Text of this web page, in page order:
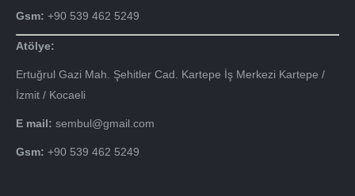
Gsm: +90 539 462 5249
Atölye:
Ertuğrul Gazi Mah. Şehitler Cad. Kartepe İş Merkezi Kartepe /
İzmit / Kocaeli
E mail: sembul@gmail.com
Gsm: +90 539 462 5249